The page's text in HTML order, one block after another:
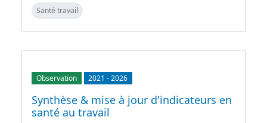
Santé travail
Observation 2021 -2026
Synthèse & mise à jour d'indicateurs en
santé au travail